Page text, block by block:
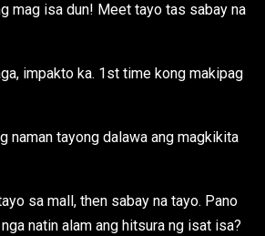
mag isa dun! Meet tayo tas sabay na
impakto ka. 1st time kong makipag
naman tayong dalawa ang magkikita
sa mall, then sabay na tayo. Pano
natin alam ang hitsura ng isat isa?